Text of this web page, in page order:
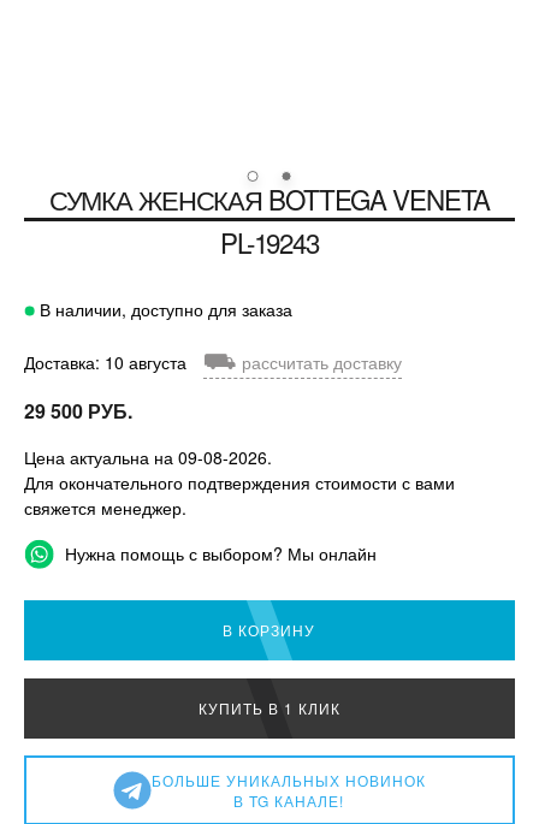
СУМКА ЖЕНСКАЯ BOTTEGA VENETA
PL-19243
В наличии, доступно для заказа
Доставка: 10 августа ⛟ рассчитать доставку
29 500 РУБ.
Цена актуальна на 09-08-2026.
Для окончательного подтверждения стоимости с вами
свяжется менеджер.
Нужна помощь с выбором? Мы онлайн
В КОРЗИНУ
КУПИТЬ В 1 КЛИК
БОЛЬШЕ УНИКАЛЬНЫХ НОВИНОК
В TG КАНАЛЕ!